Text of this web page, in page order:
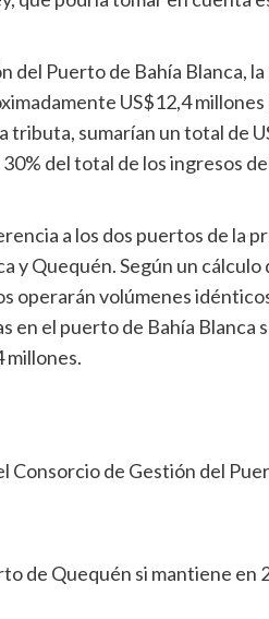
del Puerto de Bahía Blanca,
US$12,4
tributa, sumarían un total de
del total de los ingresos
a los dos puertos de la
y Quequén. Según un
operarán volúmenes
en el puerto de Bahía Blanca
millones.
Consorcio de Gestión del
de Quequén si mantiene en